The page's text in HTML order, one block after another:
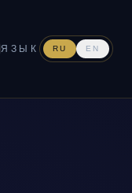
ЯЗЫК RU EN